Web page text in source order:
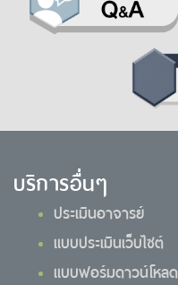
บริการอื่นๆ
ประเมินอาจารย์
แบบประเมินเว็บไซต์
แบบฟอร์มดาวน์โหลด